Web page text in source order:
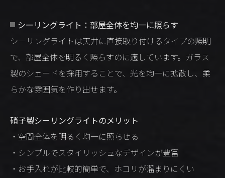
シーリングライト：部屋全体を均一に照らす
シーリングライトは天井に直接取り付けるタイプの照明
で、部屋全体を明るく照らすのに適しています。ガラス
製のシェードを採用することで、光を均一に拡散し、柔
らかな雰囲気を作り出せます。
硝子製シーリングライトのメリット
・空間全体を明るく均一に照らせる
・シンプルでスタイリッシュなデザインが豊富
・お手入れが比較的簡単で、ホコリが溜まりにくい